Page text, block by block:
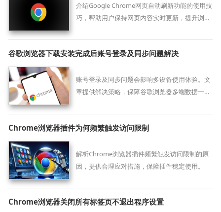
介绍Google Chrome网页自动刷新功能的使用技
巧，帮助用户保持网页内容实时更新，提升浏览
谷歌浏览器下载安装完成后账号登录及同步问题解决
账号登录及同步问题会影响多设备使用体验。文
章提供解决策略，保障谷歌浏览器多端数据一
Chrome浏览器插件为何频繁触发访问限制
解析Chrome浏览器插件频繁触发访问限制的原
因，提供合理应对措施，保障插件稳定使用。
Chrome浏览器关闭所有标签页不退出程序设置